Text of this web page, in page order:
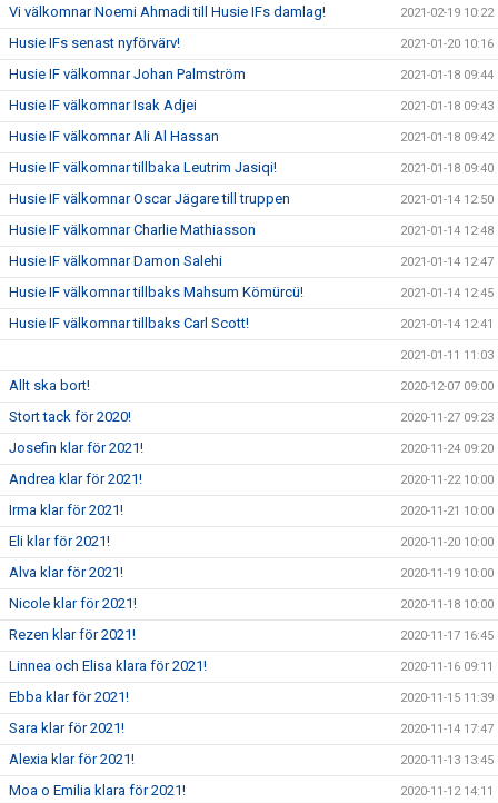
Vi välkomnar Noemi Ahmadi till Husie IFs damlag! 2021-02-19 10:22
Husie IFs senast nyförvärv! 2021-01-20 10:16
Husie IF välkomnar Johan Palmström 2021-01-18 09:44
Husie IF välkomnar Isak Adjei 2021-01-18 09:43
Husie IF välkomnar Ali Al Hassan 2021-01-18 09:42
Husie IF välkomnar tillbaka Leutrim Jasiqi! 2021-01-18 09:40
Husie IF välkomnar Oscar Jägare till truppen 2021-01-14 12:50
Husie IF välkomnar Charlie Mathiasson 2021-01-14 12:48
Husie IF välkomnar Damon Salehi 2021-01-14 12:47
Husie IF välkomnar tillbaks Mahsum Kömürcü! 2021-01-14 12:45
Husie IF välkomnar tillbaks Carl Scott! 2021-01-14 12:41
2021-01-11 11:03
Allt ska bort! 2020-12-07 09:00
Stort tack för 2020! 2020-11-27 09:23
Josefin klar för 2021! 2020-11-24 09:20
Andrea klar för 2021! 2020-11-22 10:00
Irma klar för 2021! 2020-11-21 10:00
Eli klar för 2021! 2020-11-20 10:00
Alva klar för 2021! 2020-11-19 10:00
Nicole klar för 2021! 2020-11-18 10:00
Rezen klar för 2021! 2020-11-17 16:45
Linnea och Elisa klara för 2021! 2020-11-16 09:11
Ebba klar för 2021! 2020-11-15 11:39
Sara klar för 2021! 2020-11-14 17:47
Alexia klar för 2021! 2020-11-13 13:45
Moa o Emilia klara för 2021! 2020-11-12 14:11